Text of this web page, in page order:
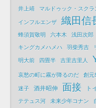
井上靖
マルドゥック・スク
インフルエンザ 織田信
蜂須賀敬明 六本木 浅田次郎
キングカメハメハ 羽柴秀吉
明大前 四畳半 吉里吉里人
哀愁の町に霧が降るのだ 創元
迷子 酒井昭伸 面接 ト
テテュス河 未来少年コナン